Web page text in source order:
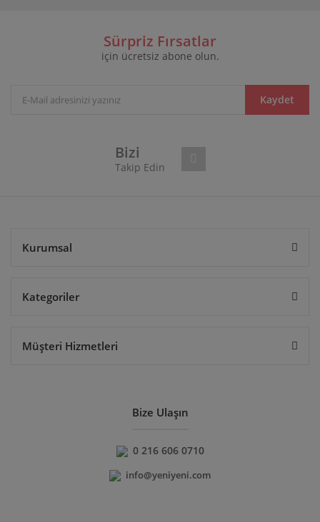
Yorum Yaz
Ürün resmi kalitesiz, bozuk veya görüntülenemiyor.
Ürün bilgilerinde hatalar bulunuyor.
Sürpriz Fırsatlar
için ücretsiz abone olun.
Kaydet
Bizi
Takip Edin
Kurumsal
Kategoriler
Müşteri Hizmetleri
Bize Ulaşın
0 216 606 0710
info@yeniyeni.com